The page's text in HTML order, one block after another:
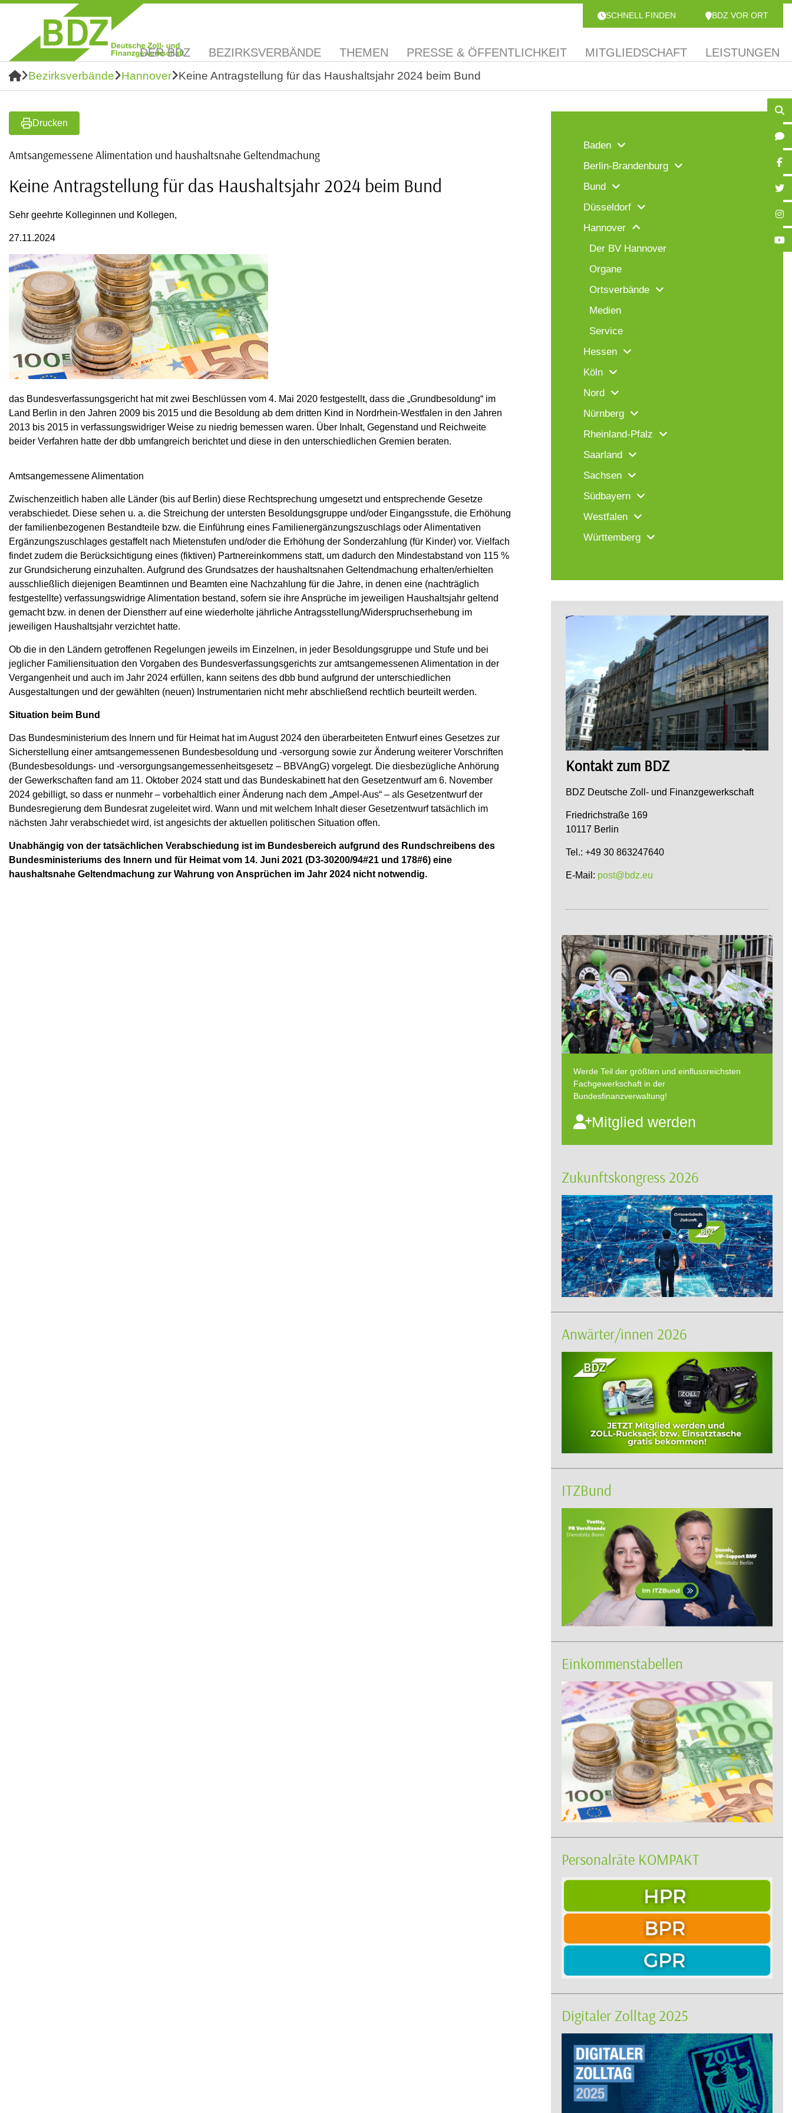
SCHNELL FINDEN BDZ VOR ORT
DER BDZ BEZIRKSVERBÄNDE THEMEN PRESSE & ÖFFENTLICHKEIT MITGLIEDSCHAFT LEISTUNGEN
Bezirksverbände Hannover Keine Antragstellung für das Haushaltsjahr 2024 beim Bund
Drucken
Amtsangemessene Alimentation und haushaltsnahe Geltendmachung
Keine Antragstellung für das Haushaltsjahr 2024 beim Bund
Sehr geehrte Kolleginnen und Kollegen,
27.11.2024
das Bundesverfassungsgericht hat mit zwei Beschlüssen vom 4. Mai 2020 festgestellt, dass die „Grundbesoldung“ im
Land Berlin in den Jahren 2009 bis 2015 und die Besoldung ab dem dritten Kind in Nordrhein-Westfalen in den Jahren
2013 bis 2015 in verfassungswidriger Weise zu niedrig bemessen waren. Über Inhalt, Gegenstand und Reichweite
beider Verfahren hatte der dbb umfangreich berichtet und diese in den unterschiedlichen Gremien beraten.
Amtsangemessene Alimentation
Zwischenzeitlich haben alle Länder (bis auf Berlin) diese Rechtsprechung umgesetzt und entsprechende Gesetze
verabschiedet. Diese sehen u. a. die Streichung der untersten Besoldungsgruppe und/oder Eingangsstufe, die Erhöhung
der familienbezogenen Bestandteile bzw. die Einführung eines Familienergänzungszuschlags oder Alimentativen
Ergänzungszuschlages gestaffelt nach Mietenstufen und/oder die Erhöhung der Sonderzahlung (für Kinder) vor. Vielfach
findet zudem die Berücksichtigung eines (fiktiven) Partnereinkommens statt, um dadurch den Mindestabstand von 115 %
zur Grundsicherung einzuhalten. Aufgrund des Grundsatzes der haushaltsnahen Geltendmachung erhalten/erhielten
ausschließlich diejenigen Beamtinnen und Beamten eine Nachzahlung für die Jahre, in denen eine (nachträglich
festgestellte) verfassungswidrige Alimentation bestand, sofern sie ihre Ansprüche im jeweiligen Haushaltsjahr geltend
gemacht bzw. in denen der Dienstherr auf eine wiederholte jährliche Antragsstellung/Widerspruchserhebung im
jeweiligen Haushaltsjahr verzichtet hatte.
Ob die in den Ländern getroffenen Regelungen jeweils im Einzelnen, in jeder Besoldungsgruppe und Stufe und bei
jeglicher Familiensituation den Vorgaben des Bundesverfassungsgerichts zur amtsangemessenen Alimentation in der
Vergangenheit und auch im Jahr 2024 erfüllen, kann seitens des dbb bund aufgrund der unterschiedlichen
Ausgestaltungen und der gewählten (neuen) Instrumentarien nicht mehr abschließend rechtlich beurteilt werden.
Situation beim Bund
Das Bundesministerium des Innern und für Heimat hat im August 2024 den überarbeiteten Entwurf eines Gesetzes zur
Sicherstellung einer amtsangemessenen Bundesbesoldung und -versorgung sowie zur Änderung weiterer Vorschriften
(Bundesbesoldungs- und -versorgungsangemessenheitsgesetz – BBVAngG) vorgelegt. Die diesbezügliche Anhörung
der Gewerkschaften fand am 11. Oktober 2024 statt und das Bundeskabinett hat den Gesetzentwurf am 6. November
2024 gebilligt, so dass er nunmehr – vorbehaltlich einer Änderung nach dem „Ampel-Aus“ – als Gesetzentwurf der
Bundesregierung dem Bundesrat zugeleitet wird. Wann und mit welchem Inhalt dieser Gesetzentwurf tatsächlich im
nächsten Jahr verabschiedet wird, ist angesichts der aktuellen politischen Situation offen.
Unabhängig von der tatsächlichen Verabschiedung ist im Bundesbereich aufgrund des Rundschreibens des
Bundesministeriums des Innern und für Heimat vom 14. Juni 2021 (D3-30200/94#21 und 178#6) eine
haushaltsnahe Geltendmachung zur Wahrung von Ansprüchen im Jahr 2024 nicht notwendig.
Baden
Berlin-Brandenburg
Bund
Düsseldorf
Hannover
Der BV Hannover
Organe
Ortsverbände
Medien
Service
Hessen
Köln
Nord
Nürnberg
Rheinland-Pfalz
Saarland
Sachsen
Südbayern
Westfalen
Württemberg
Kontakt zum BDZ
BDZ Deutsche Zoll- und Finanzgewerkschaft
Friedrichstraße 169
10117 Berlin
Tel.: +49 30 863247640
E-Mail: post@bdz.eu
Werde Teil der größten und einflussreichsten
Fachgewerkschaft in der
Bundesfinanzverwaltung!
Mitglied werden
Zukunftskongress 2026
Anwärter/innen 2026
ITZBund
Einkommenstabellen
Personalräte KOMPAKT
Digitaler Zolltag 2025